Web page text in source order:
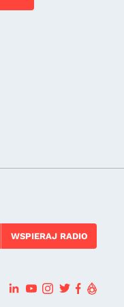
WSPIERAJ RADIO